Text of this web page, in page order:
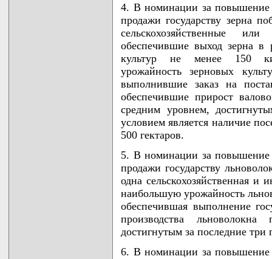
4. В номинации за повышение
продажи государству зерна
сельскохозяйственные
обеспечившие выход зерна в
культур не менее 150
урожайность зерновых
выполнившие заказ на
обеспечившие прирост
средним уровнем,
условием является наличие
500 гектаров.
5. В номинации за повышение
продажи государству
одна сельскохозяйственная и
наибольшую урожайность
обеспечившая выполнение
производства
достигнутым за последние три
6. В номинации за повышение